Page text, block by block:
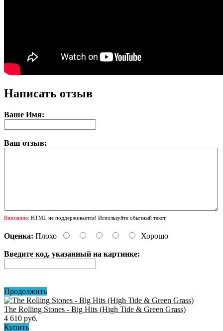
Написать отзыв
Ваше Имя:
Ваш отзыв:
Внимание: HTML не поддерживается! Используйте обычный текст.
Оценка: Плохо Хорошо
Введите код, указанный на картинке:
Продолжить
The Rolling Stones - Big Hits (High Tide & Green Grass)
4 610 руб.
Купить